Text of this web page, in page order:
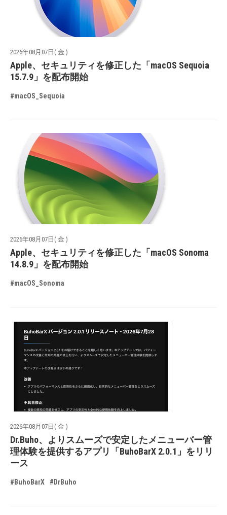
2026年08月07日( 金 )
Apple、セキュリティを修正した「macOS Sequoia
15.7.9」を配布開始
#macOS_Sequoia
2026年08月07日( 金 )
Apple、セキュリティを修正した「macOS Sonoma
14.8.9」を配布開始
#macOS_Sonoma
2026年08月07日( 金 )
Dr.Buho、よりスムーズで安定したメニューバー管
理体験を提供するアプリ「BuhoBarX 2.0.1」をリリ
ース
#BuhoBarX #DrBuho